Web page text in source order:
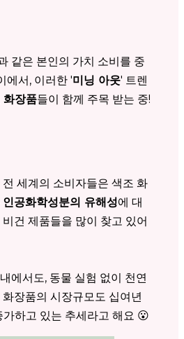
같은 본인의 가치 소비를 중
에서, 이러한 '미닝 아웃' 트렌
화장품들이 함께 주목 받는 중!
세계의 소비자들은 색조 화
인공화학성분의 유해성에 대
건 제품들을 많이 찾고 있어
에서도, 동물 실험 없이 천연
장품의 시장규모도 십여년
하고 있는 추세라고 해요 😮